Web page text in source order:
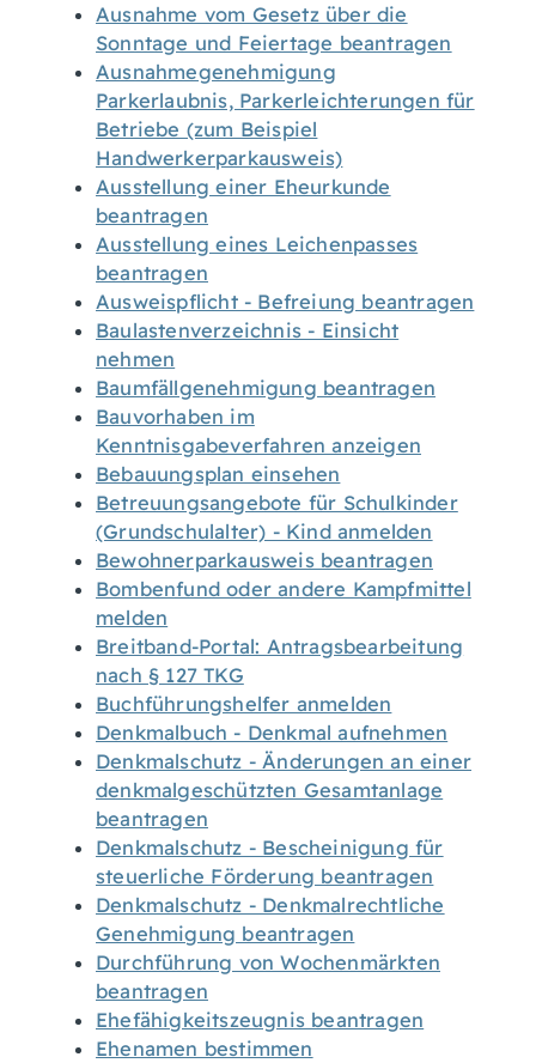
Ausnahme vom Gesetz über die
Sonntage und Feiertage beantragen
Ausnahmegenehmigung
Parkerlaubnis, Parkerleichterungen für
Betriebe (zum Beispiel
Handwerkerparkausweis)
Ausstellung einer Eheurkunde
beantragen
Ausstellung eines Leichenpasses
beantragen
Ausweispflicht - Befreiung beantragen
Baulastenverzeichnis - Einsicht
nehmen
Baumfällgenehmigung beantragen
Bauvorhaben im
Kenntnisgabeverfahren anzeigen
Bebauungsplan einsehen
Betreuungsangebote für Schulkinder
(Grundschulalter) - Kind anmelden
Bewohnerparkausweis beantragen
Bombenfund oder andere Kampfmittel
melden
Breitband-Portal: Antragsbearbeitung
nach § 127 TKG
Buchführungshelfer anmelden
Denkmalbuch - Denkmal aufnehmen
Denkmalschutz - Änderungen an einer
denkmalgeschützten Gesamtanlage
beantragen
Denkmalschutz - Bescheinigung für
steuerliche Förderung beantragen
Denkmalschutz - Denkmalrechtliche
Genehmigung beantragen
Durchführung von Wochenmärkten
beantragen
Ehefähigkeitszeugnis beantragen
Ehenamen bestimmen